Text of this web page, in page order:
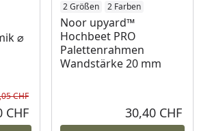
⌀
Rabatt in Prozent
Ursprünglicher Preis
CHF
CHF
2 Größen 2 Farben
Noor upyard™
Hochbeet PRO
Palettenrahmen
Wandstärke 20 mm
30,40 CHF